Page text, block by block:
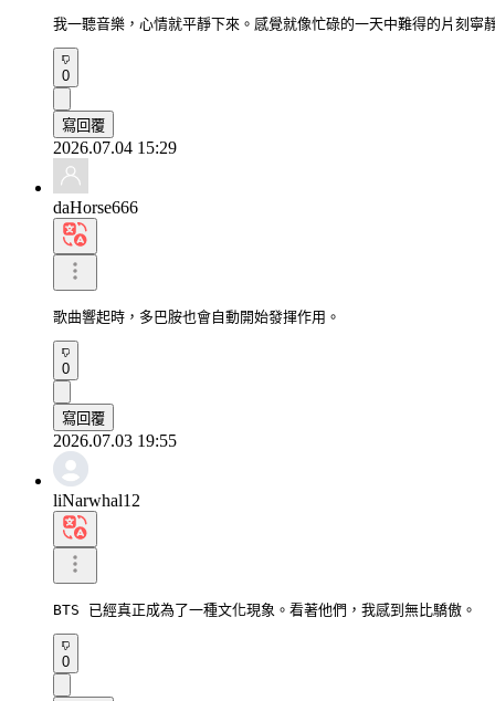
我一聽音樂，心情就平靜下來。感覺就像忙碌的一天中難得的片刻寧
0
寫回覆
2026.07.04 15:29
daHorse666
歌曲響起時，多巴胺也會自動開始發揮作用。
0
寫回覆
2026.07.03 19:55
liNarwhal12
BTS 已經真正成為了一種文化現象。看著他們，我感到無比驕傲。
0